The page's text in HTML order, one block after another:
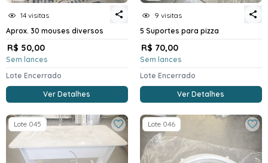
14 visitas
Aprox. 30 mouses diversos
R$ 50,00
Sem lances
Lote Encerrado
Ver Detalhes
9 visitas
5 Suportes para pizza
R$ 70,00
Sem lances
Lote Encerrado
Ver Detalhes
Lote 045 Lote 046